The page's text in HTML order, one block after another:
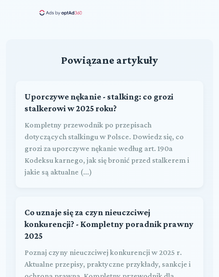
Powiązane artykuły
Uporczywe nękanie - stalking: co grozi
stalkerowi w 2025 roku?
Kompletny przewodnik po przepisach
dotyczących stalkingu w Polsce. Dowiedz się, co
grozi za uporczywe nękanie według art. 190a
Kodeksu karnego, jak się bronić przed stalkerem i
jakie są aktualne (...)
Co uznaje się za czyn nieuczciwej
konkurencji? - Kompletny poradnik prawny
2025
Poznaj czyny nieuczciwej konkurencji w 2025 r.
Aktualne przepisy, praktyczne przykłady, sankcje i